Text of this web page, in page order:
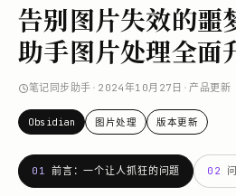
告别图片失效的噩
助手图片处理全面
笔记同步助手 · 2024年10月27日 ·产品更新
Obsidian 图片处理 版本更新
01 前言：一个让人抓狂的问题 02